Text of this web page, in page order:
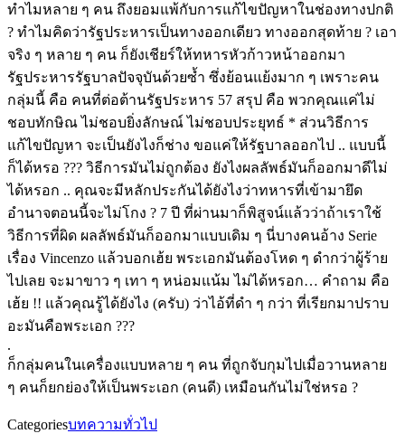
ทำไมหลาย ๆ คน ถึงยอมแพ้กับการแก้ไขปัญหาในช่องทางปกติ
? ทำไมคิดว่ารัฐประหารเป็นทางออกเดียว ทางออกสุดท้าย ? เอา
จริง ๆ หลาย ๆ คน ก็ยังเชียร์ให้ทหารหัวก้าวหน้าออกมา
รัฐประหารรัฐบาลปัจจุบันด้วยซ้ำ ซึ่งย้อนแย้งมาก ๆ เพราะคน
กลุ่มนี้ คือ คนที่ต่อต้านรัฐประหาร 57 สรุป คือ พวกคุณแค่ไม่
ชอบทักษิณ ไม่ชอบยิ่งลักษณ์ ไม่ชอบประยุทธ์ * ส่วนวิธีการ
แก้ไขปัญหา จะเป็นยังไงก็ช่าง ขอแค่ให้รัฐบาลออกไป .. แบบนี้
ก็ได้หรอ ??? วิธีการมันไม่ถูกต้อง ยังไงผลลัพธ์มันก็ออกมาดีไม่
ได้หรอก .. คุณจะมีหลักประกันได้ยังไงว่าทหารที่เข้ามายึด
อำนาจตอนนี้จะไม่โกง ? 7 ปี ที่ผ่านมาก็พิสูจน์แล้วว่าถ้าเราใช้
วิธีการที่ผิด ผลลัพธ์มันก็ออกมาแบบเดิม ๆ นี่บางคนอ้าง Serie
เรื่อง Vincenzo แล้วบอกเฮ้ย พระเอกมันต้องโหด ๆ ดำกว่าผู้ร้าย
ไปเลย จะมาขาว ๆ เทา ๆ หน่อมแน้ม ไม่ได้หรอก… คำถาม คือ
เฮ้ย !! แล้วคุณรู้ได้ยังไง (ครับ) ว่าไอ้ที่ดำ ๆ กว่า ที่เรียกมาปราบ
อะมันคือพระเอก ???
.
ก็กลุ่มคนในเครื่องแบบหลาย ๆ คน ที่ถูกจับกุมไปเมื่อวานหลาย
ๆ คนก็ยกย่องให้เป็นพระเอก (คนดี) เหมือนกันไม่ใช่หรอ ?
Categoriesบทความทั่วไป